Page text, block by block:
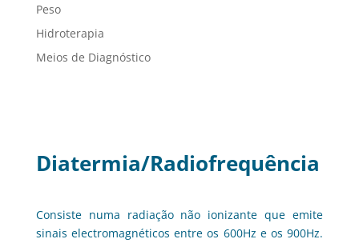
Peso
Hidroterapia
Meios de Diagnóstico
Diatermia/Radiofrequência
Consiste numa radiação não ionizante que emite
sinais electromagnéticos entre os 600Hz e os 900Hz.